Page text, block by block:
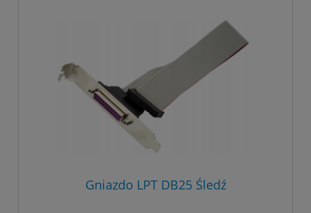
Gniazdo LPT DB25 Śledź